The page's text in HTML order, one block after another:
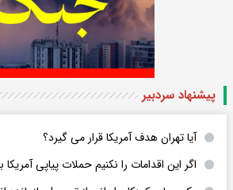
پیشنهاد سردبیر
آیا تهران هدف آمریکا قرار می گیرد؟
اگر این اقدامات را نکنیم حملات پیاپی